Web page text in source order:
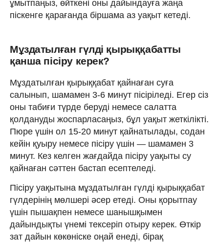
ұмытпаңыз, өйткені оны дайындауға жаңа
піскенге қарағанда біршама аз уақыт кетеді.
Мұздатылған гүлді қырыққабатты
қанша пісіру керек?
Мұздатылған қырыққабат қайнаған суға
салынып, шамамен 3-6 минут пісіріледі. Егер сіз
оны табиғи түрде беруді немесе салатта
қолдануды жоспарласаңыз, бұл уақыт жеткілікті.
Пюре үшін ол 15-20 минут қайнатылады, содан
кейін қуыру немесе пісіру үшін — шамамен 3
минут. Кез келген жағдайда пісіру уақыты су
қайнаған сәттен бастап есептеледі.
Пісіру уақытына мұздатылған гүлді қырыққабат
гүлдерінің мөлшері әсер етеді. Оны қорытпау
үшін пышақпен немесе шанышқымен
дайындықты үнемі тексеріп отыру керек. Өткір
зат дайын көкөніске оңай енеді, бірақ